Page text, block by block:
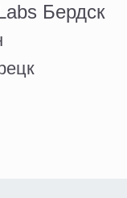
Бердск